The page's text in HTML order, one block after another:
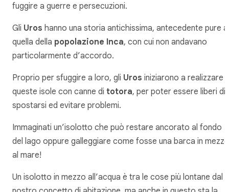
fuggire a guerre e persecuzioni.
Gli Uros hanno una storia antichissima, antecedente pure a
quella della popolazione Inca, con cui non andavano
particolarmente d’accordo.
Proprio per sfuggire a loro, gli Uros iniziarono a realizzare
queste isole con canne di totora, per poter essere liberi di
spostarsi ed evitare problemi.
Immaginati un’isolotto che può restare ancorato al fondo
del lago oppure galleggiare come fosse una barca in mezzo
al mare!
Un isolotto in mezzo all’acqua è tra le cose più lontane dal